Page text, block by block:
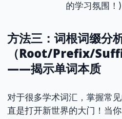
的学习氛围！)
方法三：词根词缀分
（Root/Prefix/
——揭示单词本质
对于很多学术词汇，掌握常
直是打开新世界的大门！当